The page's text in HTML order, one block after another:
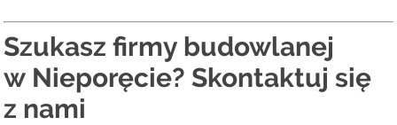
Szukasz firmy budowlanej
w Nieporęcie? Skontaktuj się
z nami